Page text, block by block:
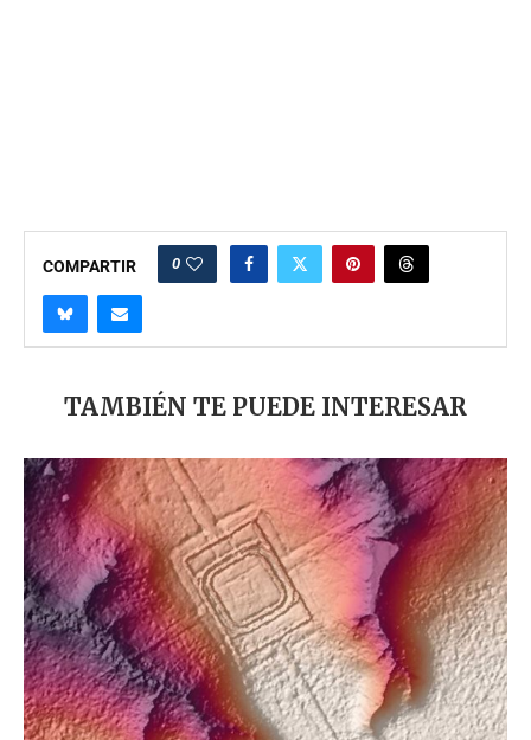
COMPARTIR 0
TAMBIÉN TE PUEDE INTERESAR